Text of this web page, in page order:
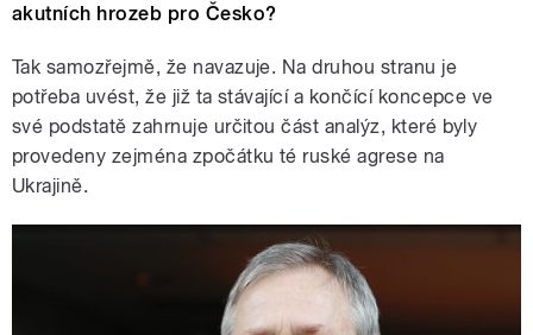
akutních hrozeb pro Česko?
Tak samozřejmě, že navazuje. Na druhou stranu je
potřeba uvést, že již ta stávající a končící koncepce ve
své podstatě zahrnuje určitou část analýz, které byly
provedeny zejména zpočátku té ruské agrese na
Ukrajině.